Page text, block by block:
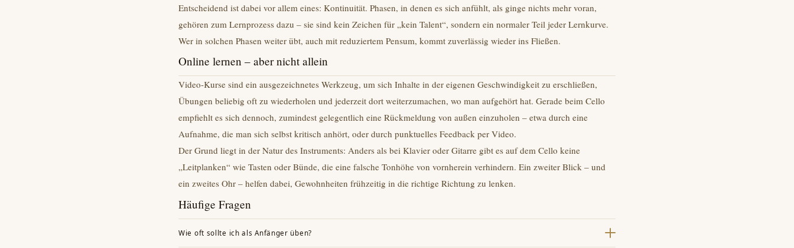
Entscheidend ist dabei vor allem eines: Kontinuität. Phasen, in denen es sich anfühlt, als ginge nichts mehr voran,
gehören zum Lernprozess dazu – sie sind kein Zeichen für „kein Talent“, sondern ein normaler Teil jeder Lernkurve.
Wer in solchen Phasen weiter übt, auch mit reduziertem Pensum, kommt zuverlässig wieder ins Fließen.
Online lernen – aber nicht allein
Video-Kurse sind ein ausgezeichnetes Werkzeug, um sich Inhalte in der eigenen Geschwindigkeit zu erschließen,
Übungen beliebig oft zu wiederholen und jederzeit dort weiterzumachen, wo man aufgehört hat. Gerade beim Cello
empfiehlt es sich dennoch, zumindest gelegentlich eine Rückmeldung von außen einzuholen – etwa durch eine
Aufnahme, die man sich selbst kritisch anhört, oder durch punktuelles Feedback per Video.
Der Grund liegt in der Natur des Instruments: Anders als bei Klavier oder Gitarre gibt es auf dem Cello keine
„Leitplanken“ wie Tasten oder Bünde, die eine falsche Tonhöhe von vornherein verhindern. Ein zweiter Blick – und
ein zweites Ohr – helfen dabei, Gewohnheiten frühzeitig in die richtige Richtung zu lenken.
Häufige Fragen
Wie oft sollte ich als Anfänger üben?